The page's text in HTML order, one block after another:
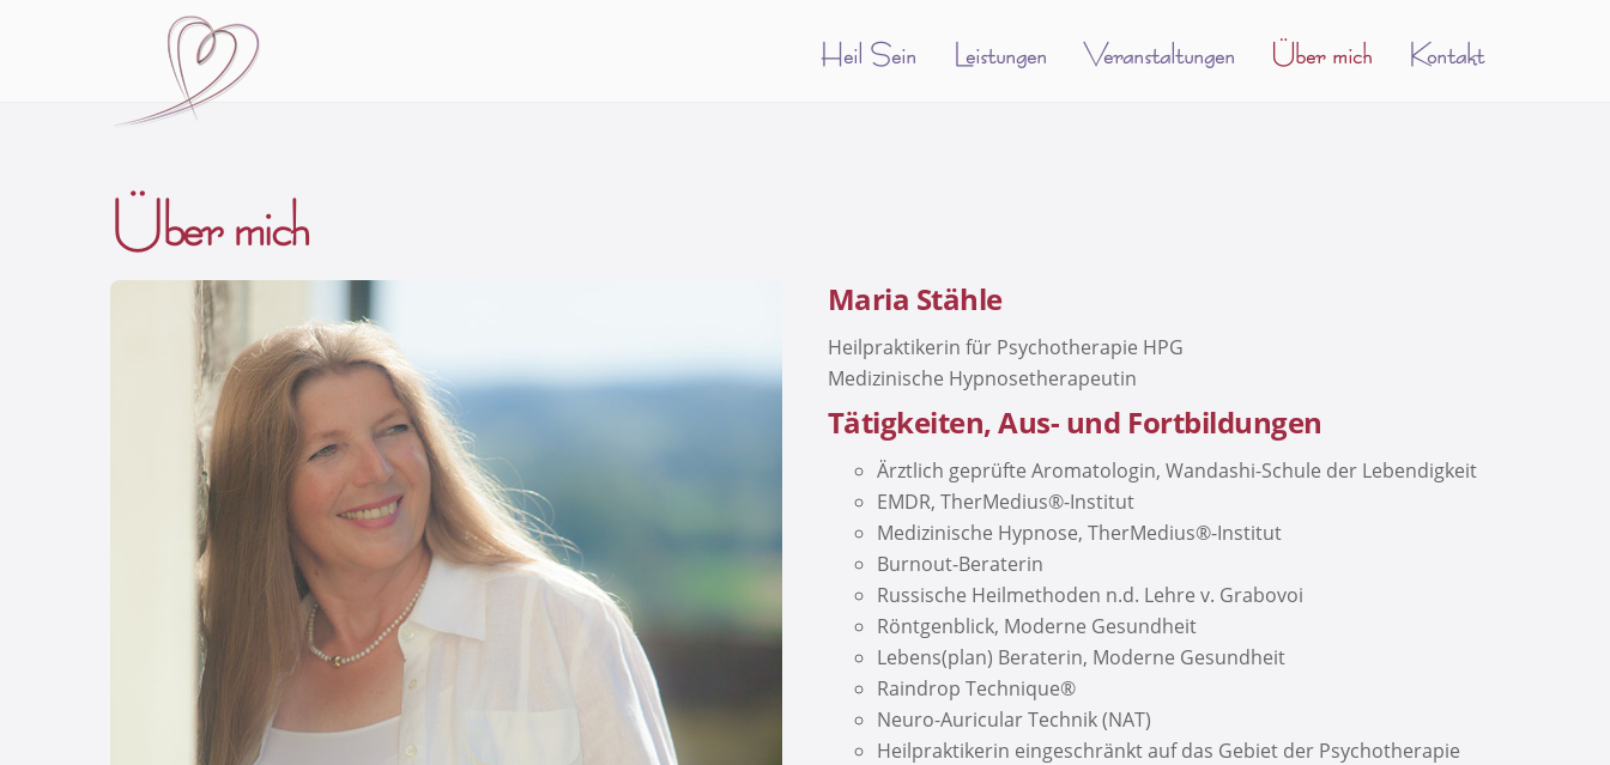
Heil Sein Leistungen Veranstaltungen Über mich Kontakt
Über mich
Maria Stähle
Heilpraktikerin für Psychotherapie HPG
Medizinische Hypnosetherapeutin
Tätigkeiten, Aus- und Fortbildungen
Ärztlich geprüfte Aromatologin, Wandashi-Schule der Lebendigkeit
EMDR, TherMedius®-Institut
Medizinische Hypnose, TherMedius®-Institut
Burnout-Beraterin
Russische Heilmethoden n.d. Lehre v. Grabovoi
Röntgenblick, Moderne Gesundheit
Lebens(plan) Beraterin, Moderne Gesundheit
Raindrop Technique®
Neuro-Auricular Technik (NAT)
Heilpraktikerin eingeschränkt auf das Gebiet der Psychotherapie